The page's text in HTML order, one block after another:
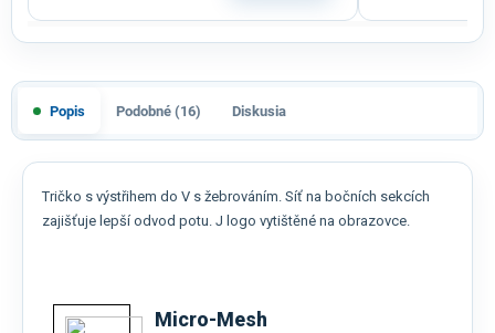
Popis Podobné (16) Diskusia
Tričko s výstřihem do V s žebrováním. Síť na bočních sekcích
zajišťuje lepší odvod potu. J logo vytištěné na obrazovce.
Micro-Mesh